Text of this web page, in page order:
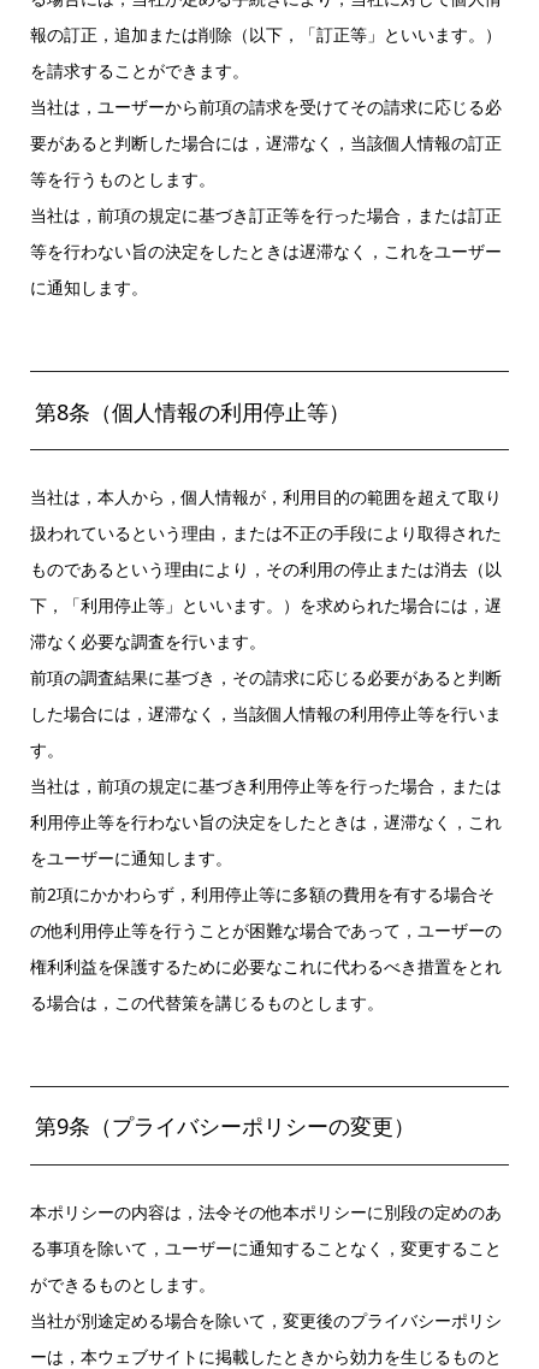
報の訂正，追加または削除（以下，「訂正等」といいます。）
を請求することができます。
当社は，ユーザーから前項の請求を受けてその請求に応じる必
要があると判断した場合には，遅滞なく，当該個人情報の訂正
等を行うものとします。
当社は，前項の規定に基づき訂正等を行った場合，または訂正
等を行わない旨の決定をしたときは遅滞なく，これをユーザー
に通知します。
第8条（個人情報の利用停止等）
当社は，本人から，個人情報が，利用目的の範囲を超えて取り
扱われているという理由，または不正の手段により取得された
ものであるという理由により，その利用の停止または消去（以
下，「利用停止等」といいます。）を求められた場合には，遅
滞なく必要な調査を行います。
前項の調査結果に基づき，その請求に応じる必要があると判断
した場合には，遅滞なく，当該個人情報の利用停止等を行いま
す。
当社は，前項の規定に基づき利用停止等を行った場合，または
利用停止等を行わない旨の決定をしたときは，遅滞なく，これ
をユーザーに通知します。
前2項にかかわらず，利用停止等に多額の費用を有する場合そ
の他利用停止等を行うことが困難な場合であって，ユーザーの
権利利益を保護するために必要なこれに代わるべき措置をとれ
る場合は，この代替策を講じるものとします。
第9条（プライバシーポリシーの変更）
本ポリシーの内容は，法令その他本ポリシーに別段の定めのあ
る事項を除いて，ユーザーに通知することなく，変更すること
ができるものとします。
当社が別途定める場合を除いて，変更後のプライバシーポリシ
ーは，本ウェブサイトに掲載したときから効力を生じるものと